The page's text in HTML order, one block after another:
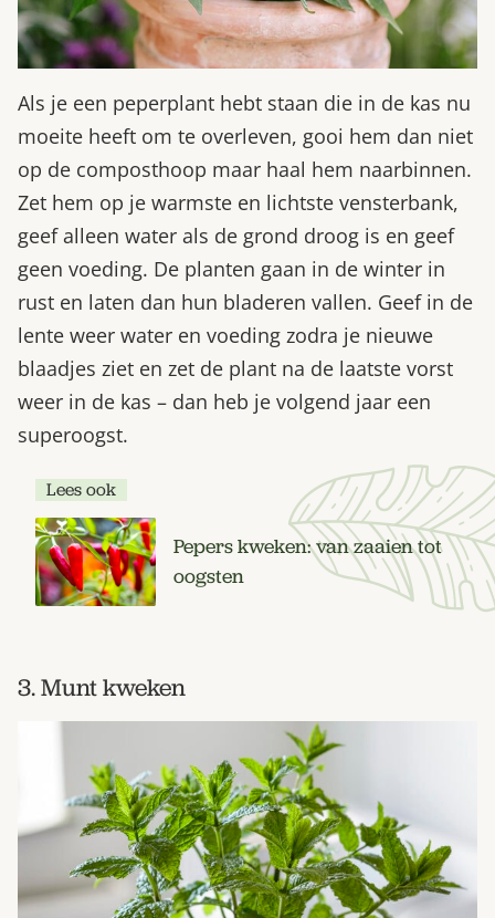
Als je een peperplant hebt staan die in de kas nu
moeite heeft om te overleven, gooi hem dan niet
op de composthoop maar haal hem naarbinnen.
Zet hem op je warmste en lichtste vensterbank,
geef alleen water als de grond droog is en geef
geen voeding. De planten gaan in de winter in
rust en laten dan hun bladeren vallen. Geef in de
lente weer water en voeding zodra je nieuwe
blaadjes ziet en zet de plant na de laatste vorst
weer in de kas – dan heb je volgend jaar een
superoogst.
Lees ook
Pepers kweken: van zaaien tot
oogsten
3. Munt kweken